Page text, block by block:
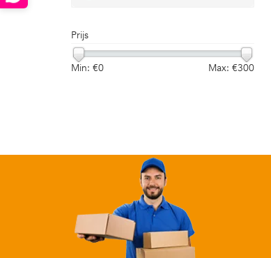
Prijs
Min: €0 Max: €300